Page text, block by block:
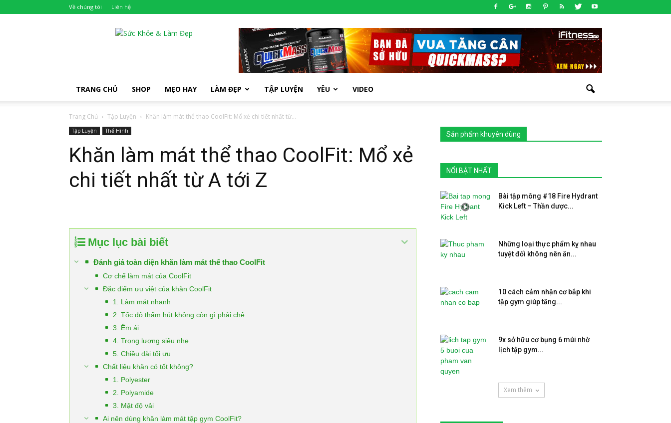
Về chúng tôi Liên hệ
TRANG CHỦ SHOP MẸO HAY LÀM ĐẸP TẬP LUYỆN YÊU VIDEO
Trang Chủ Tập Luyện Khăn làm mát thể thao CoolFit: Mổ xẻ chi tiết nhất từ...
Tập Luyện Thể Hình
Khăn làm mát thể thao CoolFit: Mổ xẻ
chi tiết nhất từ A tới Z
Mục lục bài biết
Đánh giá toàn diện khăn làm mát thể thao CoolFit
Cơ chế làm mát của CoolFit
Đặc điểm ưu việt của khăn CoolFit
1. Làm mát nhanh
2. Tốc độ thấm hút không còn gì phải chê
3. Êm ái
4. Trọng lượng siêu nhẹ
5. Chiều dài tối ưu
Chất liệu khăn có tốt không?
1. Polyester
2. Polyamide
3. Mật độ vải
Ai nên dùng khăn làm mát tập gym CoolFit?
Sản phẩm khuyên dùng
NỔI BẬT NHẤT
Bài tập mông #18 Fire Hydrant
Kick Left – Thần dược...
Những loại thực phẩm kỵ nhau
tuyệt đối không nên ăn...
10 cách cảm nhận cơ bắp khi
tập gym giúp tăng...
9x sở hữu cơ bụng 6 múi nhờ
lịch tập gym...
Xem thêm